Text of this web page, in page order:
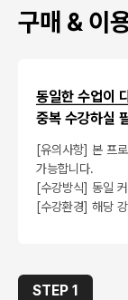
구매 & 이
동일한 수업이
중복 수강하실
[유의사항] 본 프
가능합니다.
[수강방식] 동일
[수강환경] 해당
STEP 1